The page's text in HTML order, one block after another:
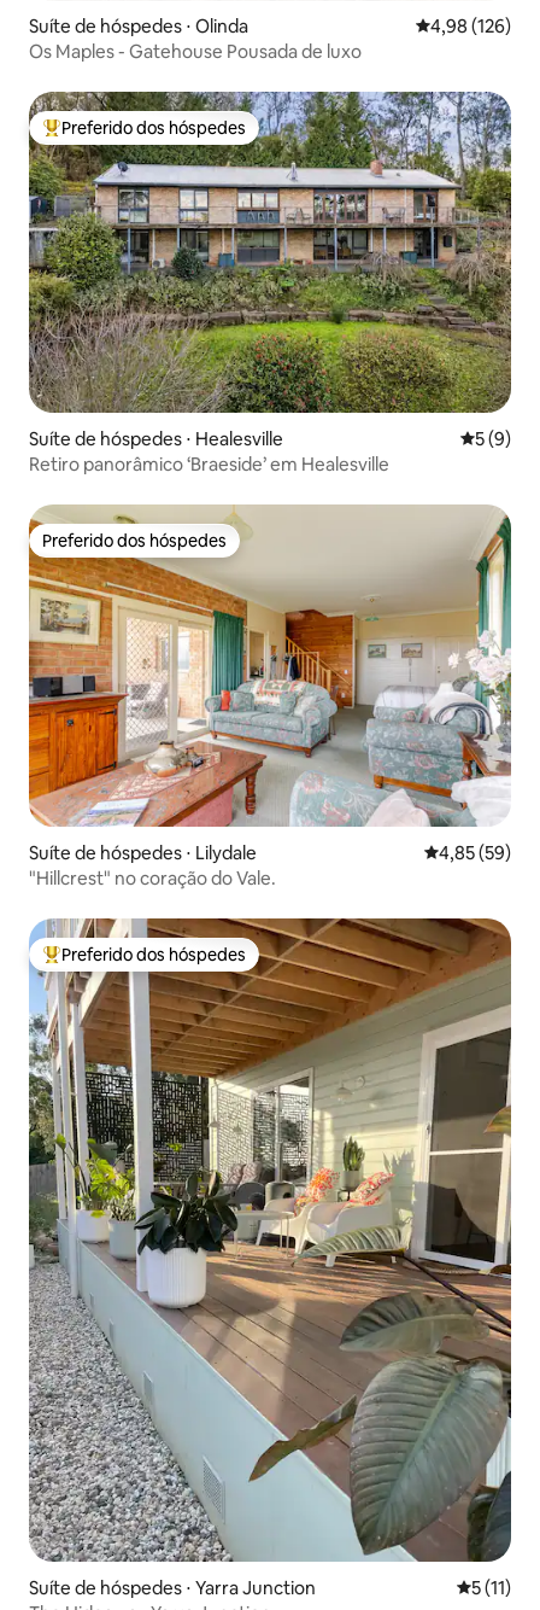
Suíte de hóspedes ⋅ Olinda 4,98 de uma
4,98 (126)
Os Maples - Gatehouse Pousada de luxo
Entre os melhores preferidos dos hóspedes
Preferido dos hóspedes
Suíte de hóspedes ⋅ Healesville 5 de
5 (9)
Retiro panorâmico ‘Braeside’ em Healesville
Preferido dos hóspedes
Preferido dos hóspedes
Suíte de hóspedes ⋅ Lilydale 4,85 de uma
4,85 (59)
"Hillcrest" no coração do Vale.
Entre os melhores preferidos dos hóspedes
Preferido dos hóspedes
Suíte de hóspedes ⋅ Yarra Junction 5 de uma
5 (11)